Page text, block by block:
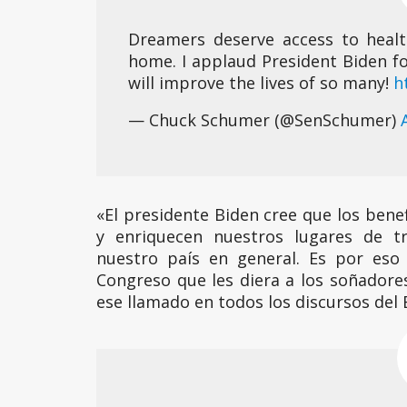
Dreamers deserve access to
home. I applaud President Biden
will improve the lives of so many!
— Chuck Schumer (@SenSchumer)
«El presidente Biden cree que los
y enriquecen nuestros lugares de
nuestro país en general. Es por
Congreso que les diera a los
ese llamado en todos los discursos del